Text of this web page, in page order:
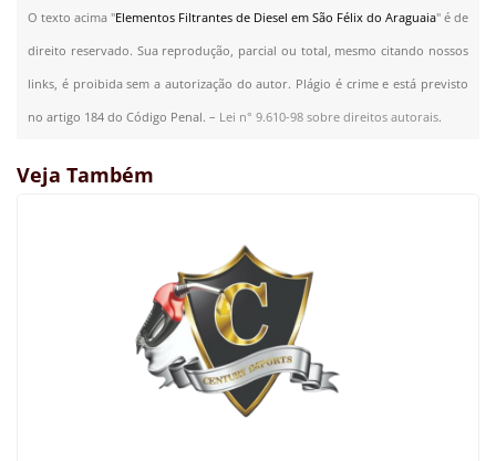
O texto acima "Elementos Filtrantes de Diesel em São Félix do Araguaia" é de
direito reservado. Sua reprodução, parcial ou total, mesmo citando nossos
links, é proibida sem a autorização do autor. Plágio é crime e está previsto
no artigo 184 do Código Penal. – Lei n° 9.610-98 sobre direitos autorais.
Veja Também